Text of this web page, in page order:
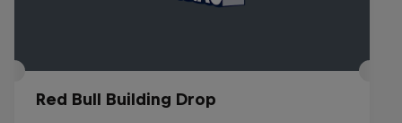
Red Bull Building Drop